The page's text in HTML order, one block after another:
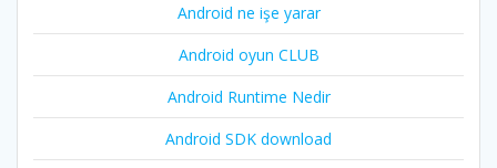
Android ne işe yarar
Android oyun CLUB
Android Runtime Nedir
Android SDK download